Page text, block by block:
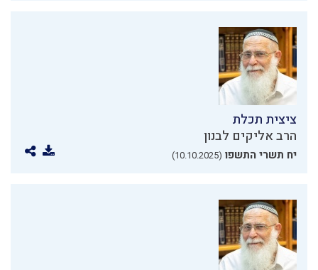
ציצית תכלת
הרב אליקים לבנון
יח תשרי התשפו (10.10.2025)